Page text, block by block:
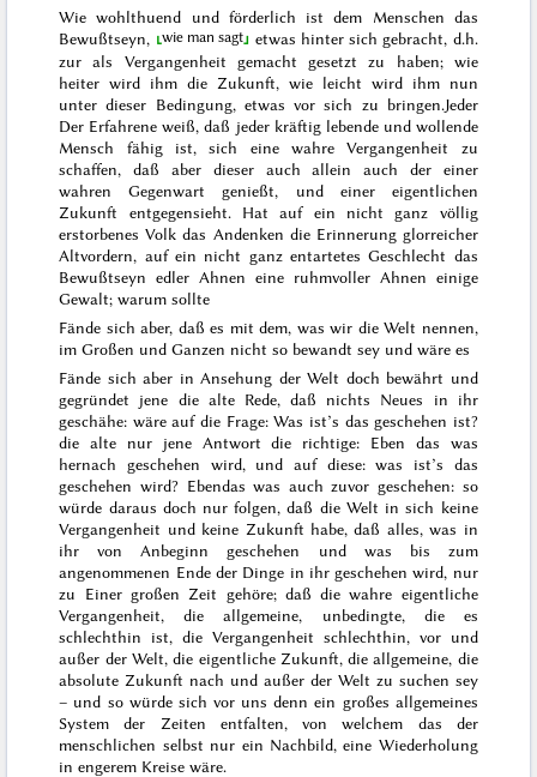
Wie wohlthuend und förderlich ist dem Menschen das
Bewußtseyn,
wie man sagt
etwas hinter sich gebracht, d.h.
zur als Vergangenheit gemacht gesetzt zu haben; wie
heiter wird ihm die Zukunft, wie leicht wird ihm nun
unter dieser Bedingung, etwas vor sich zu bringen.Jeder
Der Erfahrene weiß, daß jeder kräftig lebende und wollende
Mensch fähig ist, sich eine wahre Vergangenheit zu
schaffen, daß aber dieser auch allein auch der einer
wahren Gegenwart genießt, und einer eigentlichen
Zukunft entgegensieht.
Hat auf ein nicht ganz völlig
erstorbenes Volk das Andenken die Erinnerung glorreicher
Altvordern, auf ein nicht ganz entartetes Geschlecht das
Bewußtseyn edler Ahnen eine ruhmvoller Ahnen einige
Gewalt; warum sollte
Fände sich aber, daß es mit dem, was wir die Welt nennen,
im Großen und Ganzen nicht so bewandt sey und wäre es
Fände sich aber in Ansehung der Welt doch bewährt und
gegründet jene die alte Rede, daß nichts Neues in ihr
geschähe: wäre auf die Frage: Was ist’s das geschehen ist?
die alte nur jene Antwort die richtige: Eben das was
hernach geschehen wird, und auf diese: was ist’s das
geschehen wird? Ebendas was auch zuvor geschehen: so
würde daraus doch nur folgen, daß die Welt in sich keine
Vergangenheit und keine Zukunft habe, daß alles, was in
ihr von Anbeginn geschehen und was bis zum
angenommenen Ende der Dinge in ihr geschehen wird, nur
zu Einer großen Zeit gehöre; daß die wahre eigentliche
Vergangenheit, die allgemeine, unbedingte, die es
schlechthin ist, die Vergangenheit schlechthin, vor und
außer der Welt, die eigentliche Zukunft, die allgemeine, die
absolute Zukunft nach und außer der Welt zu suchen sey
– und so würde sich vor uns denn ein großes allgemeines
System der Zeiten entfalten, von welchem das der
menschlichen selbst nur ein Nachbild, eine Wiederholung
in engerem Kreise wäre.